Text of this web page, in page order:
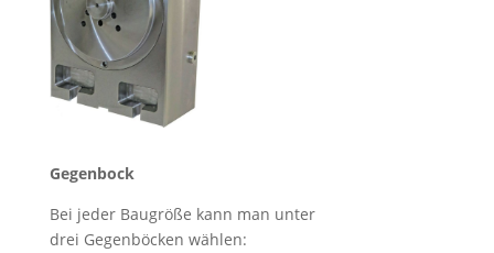
Gegenbock
Bei jeder Baugröße kann man unter
drei Gegenböcken wählen: